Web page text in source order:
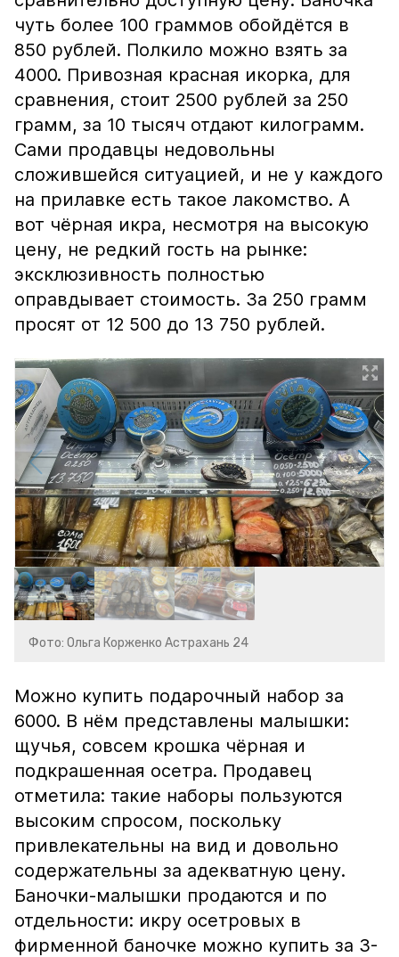
чуть более 100 граммов обойдётся в
850 рублей. Полкило можно взять за
4000. Привозная красная икорка, для
сравнения, стоит 2500 рублей за 250
грамм, за 10 тысяч отдают килограмм.
Сами продавцы недовольны
сложившейся ситуацией, и не у каждого
на прилавке есть такое лакомство. А
вот чёрная икра, несмотря на высокую
цену, не редкий гость на рынке:
эксклюзивность полностью
оправдывает стоимость. За 250 грамм
просят от 12 500 до 13 750 рублей.
Фото: Ольга Корженко Астрахань 24
Можно купить подарочный набор за
6000. В нём представлены малышки:
щучья, совсем крошка чёрная и
подкрашенная осетра. Продавец
отметила: такие наборы пользуются
высоким спросом, поскольку
привлекательны на вид и довольно
содержательны за адекватную цену.
Баночки-малышки продаются и по
отдельности: икру осетровых в
фирменной баночке можно купить за 3-